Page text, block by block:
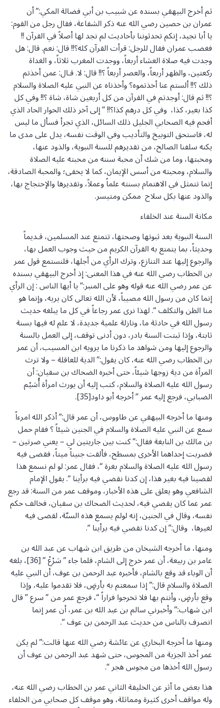
ثم أخرج البيهقي بسنده عن شبيب بن أبي فضالة المكي:” أن
عمران بن حصين رضي الله عنه ذكر الشفاعة، فقال رجل من القوم:
يا أبا نجيد، إنكم تحدثوننا بأحاديث لم نجد لها أصلاً في القرآن !!
فغضب عمران فقال للرجل: قرأت القرآن كله؟!! قال: نعم. قال: هل
وجدت فيه صلاة العشاء أربعاً، ووجدت المغرب ثلاثاً، و الغداة
ركعتين، والظهر أربعاً، والعصر أربعاً ؟!! قال: لا. قـال: عمن أخذتم
ذلك ؟!! ألستم عنا أخذتموه؟ وأخذناه عن النبي عليه الصلاة والسلام
؟!! ثم قال: أوجدتم في القرآن من كل أربعين شاة، شاة ؟!! وفي كل
كذا بعير، كذا، وفي كل درهم كذا؟!! ” إلى آخر ذلك الحوار الحاد الذي
أفحم فيه الصحابي الجليل ذلك السائل، الذي تجرأ فسأل ما ليس
له، فاستحق التوبيخ والتأديب وفي الوقت نفسه، يدل على مدى ما
يكنه سلفنا الصالح، من تقديرهم للسنة النبوية، والذود عنها،
ومحبتها، وما من شك أن محبة سننه من محبته عليه الصلاة
والسلام، ومحبته من أسس الإيمان، كما لا يخفى؛ والمحبة الصادقة،
إنما تتمثل في الاهتمام بسنته علماً وعملاً، وتقديرها والإحتجاج بها،
والذود عنها بكل سلاح ممكن ومتيسر.
مكانة السنة عند الخلفاء
السنة النبوية بعد ثبوتها وصحتها، تتمتع عند المسلمين، قـديماً
وحديثاً، بما يتمتع به القرآن الكريم من حيث وجوب العمل بها،
والرجوع إليها عند التنازع، وترك الرأي من أجلها، فلنستمع قول عمر
بن الخطاب رضي الله عنه في هذا المعنى: إذ أخرج البيهقي بسنده
عن عمر رضي الله عنه قوله وهو على المنبر:” يا أيها الناس : إن الرأي
إنما كان من رسول الله مصيباً، لأن الله تعالى كان يريه، وإنما هو
منا الظن والتكلف “. لهذا نرى عمر رجاعاً في كل ما يبلغه حديث
رسول الله في حادثة ما، ونازلة علمية جديدة، لا علم له فيها بسنة
ثابتة، وإذا ثبتت السنة بادر، دون أدنى توقف، إلى العمل بالسنة
والرجوع إليها ومن شواهد ما ذكرنا ما يرويه ابن المسيب، أن عمر
بن الخطاب رضي الله عنه، كان يقول:” الدية للعاقلة – ولا ترث
المرأة من دية زوجها شيئاً، حتى أخبره الضحاك بن سفيان: أن
رسول الله عليه الصلاة والسلام، كتب إليه أن يورث امرأة أُشيْم
الضبابي، فرجع إليه عمر ” أخرجه أبو داود[35].
ومنها ما أخرجه البيهقي عن طاووس، أن عمر قال:” أذكر الله امرءاً
سمع عن النبي عليه الصلاة والسلام في الجنين شيئاً ؟ فقام حمل
بن مالك بن النابغة فقال:” كنت بين جاريتين لي – يعني ضرتين –
فضربت إحداهما الأخرى بمسطح، فألقت جنيناً ميتاً، فقضى فيه
رسول الله عليه الصلاة والسلام بغرة “، فقال عمر: لو لم نسمع هذا
لقضينا فيه بغير هذا، إن كدنا نقضي فيه برأينا “. يقول الإمام
الشافعي وهو يعلق على هذه الأخبار، وموقف عمر من السنة: قد رجع
عمر عما كان يقضي فيه، لحديث الضحاك بن سفيان، فخالف حكم
نفسه، وقال في الجنين، إنه لولم يسمع هذه السنّة، لقضى فيه
لغيرها، وقال:” إن كدنا نقضي فيه برأينا “.
ومنها، ما أخرجه الشيخان من طريق ابن شهاب عن عبد الله بن
عامر بن ربيعة، أن عمر خرج إلى الشام، فلما جاء ” سَرْعْ ” [36]، بلغه
أن الوباء قد وقع بالشام، فأخبره عبد الرحمن بن عوف، أن النبي عليه
الصلاة والسلام قال:” إذا سمعتم به بأرضٍ، فلا تقدموا عليه، وإذا
وقع بأرضٍ، وأنتم بها فلا تخرجوا فراراً “، فرجع عمر من ” سرع ” قال
ابن شهاب:” وأخبرني سالم بن عبد الله بن عمر، أن عمر إنما
انصرف بالناس من حديث عبد الرحمن بن عوف “.
ومنها ما أخرجه البخاري عن عائشة رضي الله عنها قالت:” لم يكن
عمر أخذ الجزية من المجوس، حتى شهد عبد الرحمن بن عوف أن
رسول الله أخذها من مجوس هجر “.
هذا بعض ما أثر عن الخليفة الثاني عمر بن الخطاب رضي الله عنه،
وله مواقف أخرى كثيرة ومماثلة، وهو موقف كل صحابي من الخلفاء